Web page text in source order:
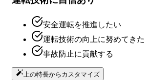
安全運転を推進したい
運転技術の向上に努めてきた
事故防止に貢献する
上の特長からカスタマイズ